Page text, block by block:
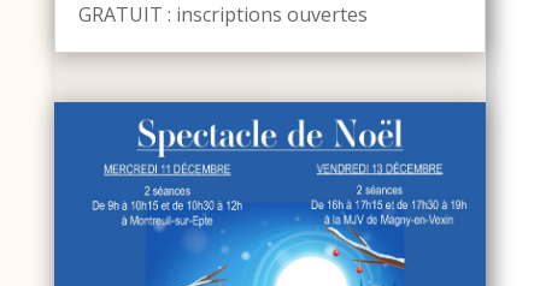
GRATUIT : inscriptions ouvertes